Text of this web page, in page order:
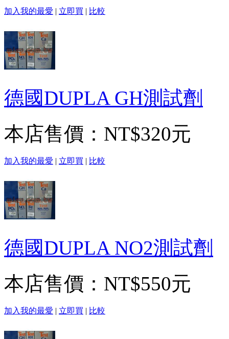
加入我的最愛 | 立即買 | 比較
德國DUPLA GH測試劑
本店售價： NT$320元
加入我的最愛 | 立即買 | 比較
德國DUPLA NO2測試劑
本店售價： NT$550元
加入我的最愛 | 立即買 | 比較